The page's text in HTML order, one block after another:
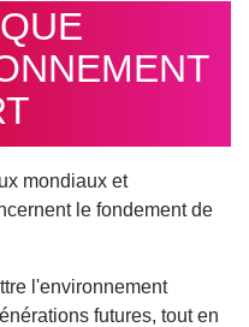
mondiaux et
le fondement de
l'environnement
futures, tout en